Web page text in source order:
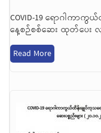
COVID-19 ရောဂါကာကွ
နေ့စဉ်စစ်ဆေး ထုတ်ပေး
Read More